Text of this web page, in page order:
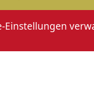
Einstellungen